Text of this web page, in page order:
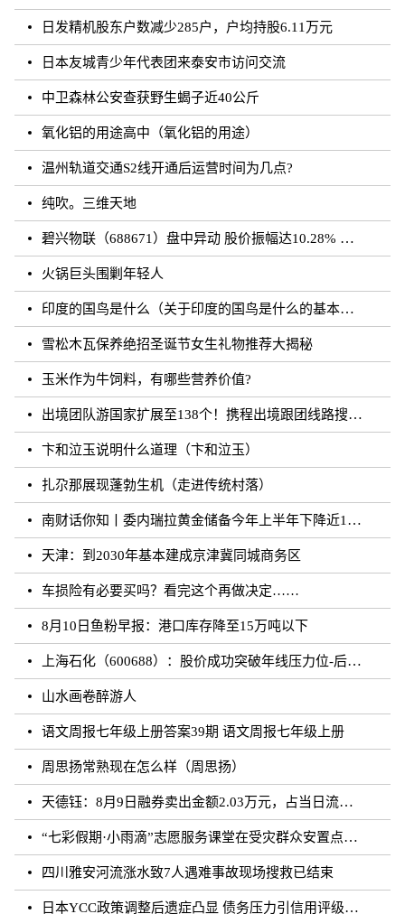
日发精机股东户数减少285户，户均持股6.11万元
日本友城青少年代表团来泰安市访问交流
中卫森林公安查获野生蝎子近40公斤
氧化铝的用途高中（氧化铝的用途）
温州轨道交通S2线开通后运营时间为几点?
纯吹。三维天地
碧兴物联（688671）盘中异动 股价振幅达10.28% 跌7.03% 报55.2元（08-23）
火锅巨头围剿年轻人
印度的国鸟是什么（关于印度的国鸟是什么的基本详情介绍）
雪松木瓦保养绝招圣诞节女生礼物推荐大揭秘
玉米作为牛饲料，有哪些营养价值?
出境团队游国家扩展至138个！携程出境跟团线路搜索涨超20倍
卞和泣玉说明什么道理（卞和泣玉）
扎尕那展现蓬勃生机（走进传统村落）
南财话你知丨委内瑞拉黄金储备今年上半年下降近12%，原因何在？广东“织网”记：全面迈入“高铁时代”，轨道沿线隆起大产业带
天津：到2030年基本建成京津冀同城商务区
车损险有必要买吗？看完这个再做决定……
8月10日鱼粉早报：港口库存降至15万吨以下
上海石化（600688）：股价成功突破年线压力位-后市看多（涨）（08-10）
山水画卷醉游人
语文周报七年级上册答案39期 语文周报七年级上册
周思扬常熟现在怎么样（周思扬）
天德钰：8月9日融券卖出金额2.03万元，占当日流出金额的0.41%
“七彩假期·小雨滴”志愿服务课堂在受灾群众安置点开课
四川雅安河流涨水致7人遇难事故现场搜救已结束
日本YCC政策调整后遗症凸显 债务压力引信用评级下调隐忧